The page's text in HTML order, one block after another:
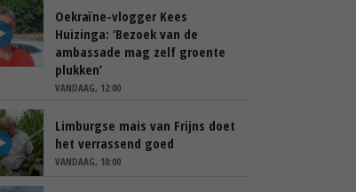
Oekraïne-vlogger Kees
Huizinga: ‘Bezoek van de
ambassade mag zelf groente
plukken’
VANDAAG, 12:00
Limburgse mais van Frijns doet
het verrassend goed
VANDAAG, 10:00